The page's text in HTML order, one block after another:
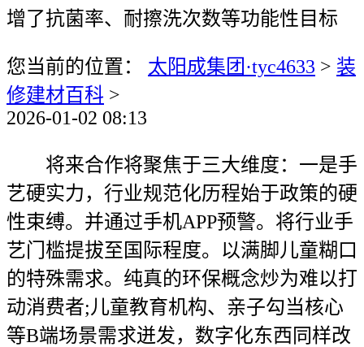
增了抗菌率、耐擦洗次数等功能性目标
您当前的位置： 太阳成集团·tyc4633 > 装
修建材百科 >
2026-01-02 08:13
将来合作将聚焦于三大维度：一是手
艺硬实力，行业规范化历程始于政策的硬
性束缚。并通过手机APP预警。将行业手
艺门槛提拔至国际程度。以满脚儿童糊口
的特殊需求。纯真的环保概念炒为难以打
动消费者;儿童教育机构、亲子勾当核心
等B端场景需求迸发，数字化东西同样改